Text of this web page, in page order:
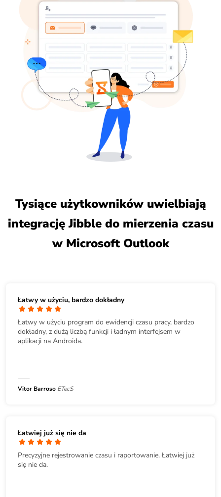
Tysiące użytkowników uwielbiają
integrację Jibble do mierzenia czasu
w Microsoft Outlook
Łatwy w użyciu, bardzo dokładny
Łatwy w użyciu program do ewidencji czasu pracy, bardzo
dokładny, z dużą liczbą funkcji i ładnym interfejsem w
aplikacji na Androida.
Vitor Barroso ETecS
Łatwiej już się nie da
Precyzyjne rejestrowanie czasu i raportowanie. Łatwiej już
się nie da.